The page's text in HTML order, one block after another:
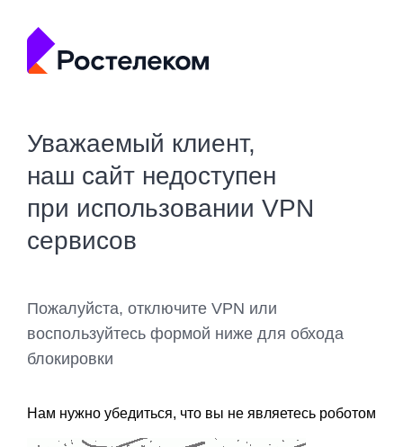
Уважаемый клиент,
наш сайт недоступен
при использовании VPN
сервисов
Пожалуйста, отключите VPN или
воспользуйтесь формой ниже для обхода
блокировки
Нам нужно убедиться, что вы не являетесь роботом